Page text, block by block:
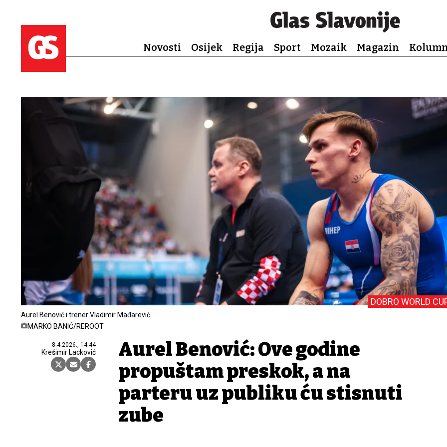
Novosti Osijek Regija Sport Mozaik Magazin
Aurel Benović i trener Vladimir Mađarević
MARKO BANIĆ/REROOT
8.4.2026., 14:44
Krešimir Lacković
DOBRO WORLD
Aurel Benović: Ove godine
propuštam preskok, a na
parteru uz publiku ću stisnuti
zube